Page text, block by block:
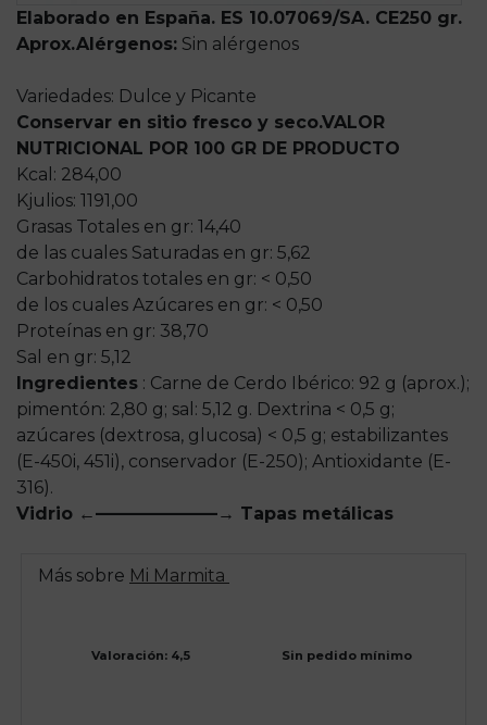
Elaborado en España. ES 10.07069/SA. CE250 gr.
Aprox.Alérgenos: Sin alérgenos
Variedades: Dulce y Picante
Conservar en sitio fresco y seco.VALOR
NUTRICIONAL POR 100 GR DE PRODUCTO
Kcal: 284,00
Kjulios: 1191,00
Grasas Totales en gr: 14,40
de las cuales Saturadas en gr: 5,62
Carbohidratos totales en gr: < 0,50
de los cuales Azúcares en gr: < 0,50
Proteínas en gr: 38,70
Sal en gr: 5,12
Ingredientes : Carne de Cerdo Ibérico: 92 g (aprox.);
pimentón: 2,80 g; sal: 5,12 g. Dextrina < 0,5 g;
azúcares (dextrosa, glucosa) < 0,5 g; estabilizantes
(E-450i, 451i), conservador (E-250); Antioxidante (E-
316).
Vidrio ←———————→ Tapas metálicas
Más sobre Mi Marmita
Valoración: 4,5 Sin pedido mínimo